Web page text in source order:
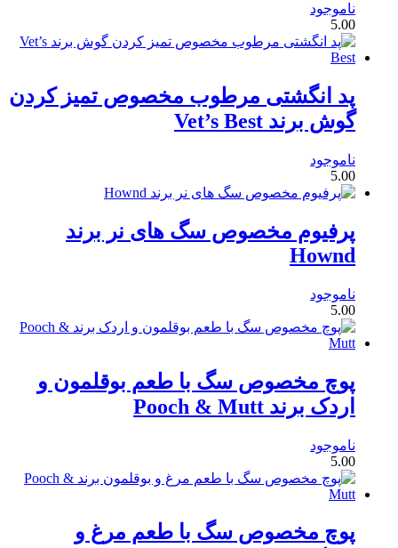
ناموجود
5.00
پد انگشتی مرطوب مخصوص تمیز کردن
گوش برند Vet’s Best
ناموجود
5.00
پرفیوم مخصوص سگ های نر برند
Hownd
ناموجود
5.00
پوچ مخصوص سگ با طعم بوقلمون و
اردک برند Pooch & Mutt
ناموجود
5.00
پوچ مخصوص سگ با طعم مرغ و